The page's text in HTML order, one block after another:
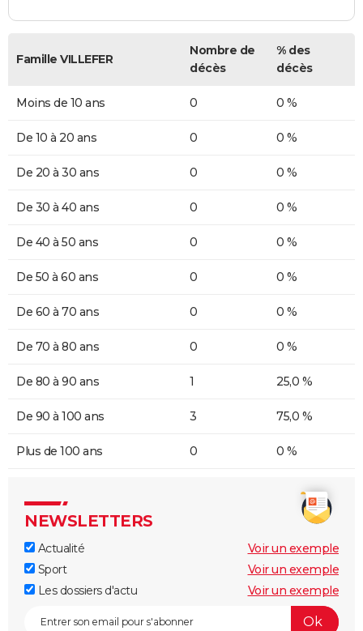
Famille VILLEFER
Nombre de
décès
% des
décès
Moins de 10 ans 0 0 %
De 10 à 20 ans 0 0 %
De 20 à 30 ans 0 0 %
De 30 à 40 ans 0 0 %
De 40 à 50 ans 0 0 %
De 50 à 60 ans 0 0 %
De 60 à 70 ans 0 0 %
De 70 à 80 ans 0 0 %
De 80 à 90 ans 1 25,0 %
De 90 à 100 ans 3 75,0 %
Plus de 100 ans 0 0 %
NEWSLETTERS
Actualité
Voir un exemple
Sport
Voir un exemple
Les dossiers d'actu
Voir un exemple